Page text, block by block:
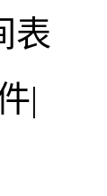
表
|